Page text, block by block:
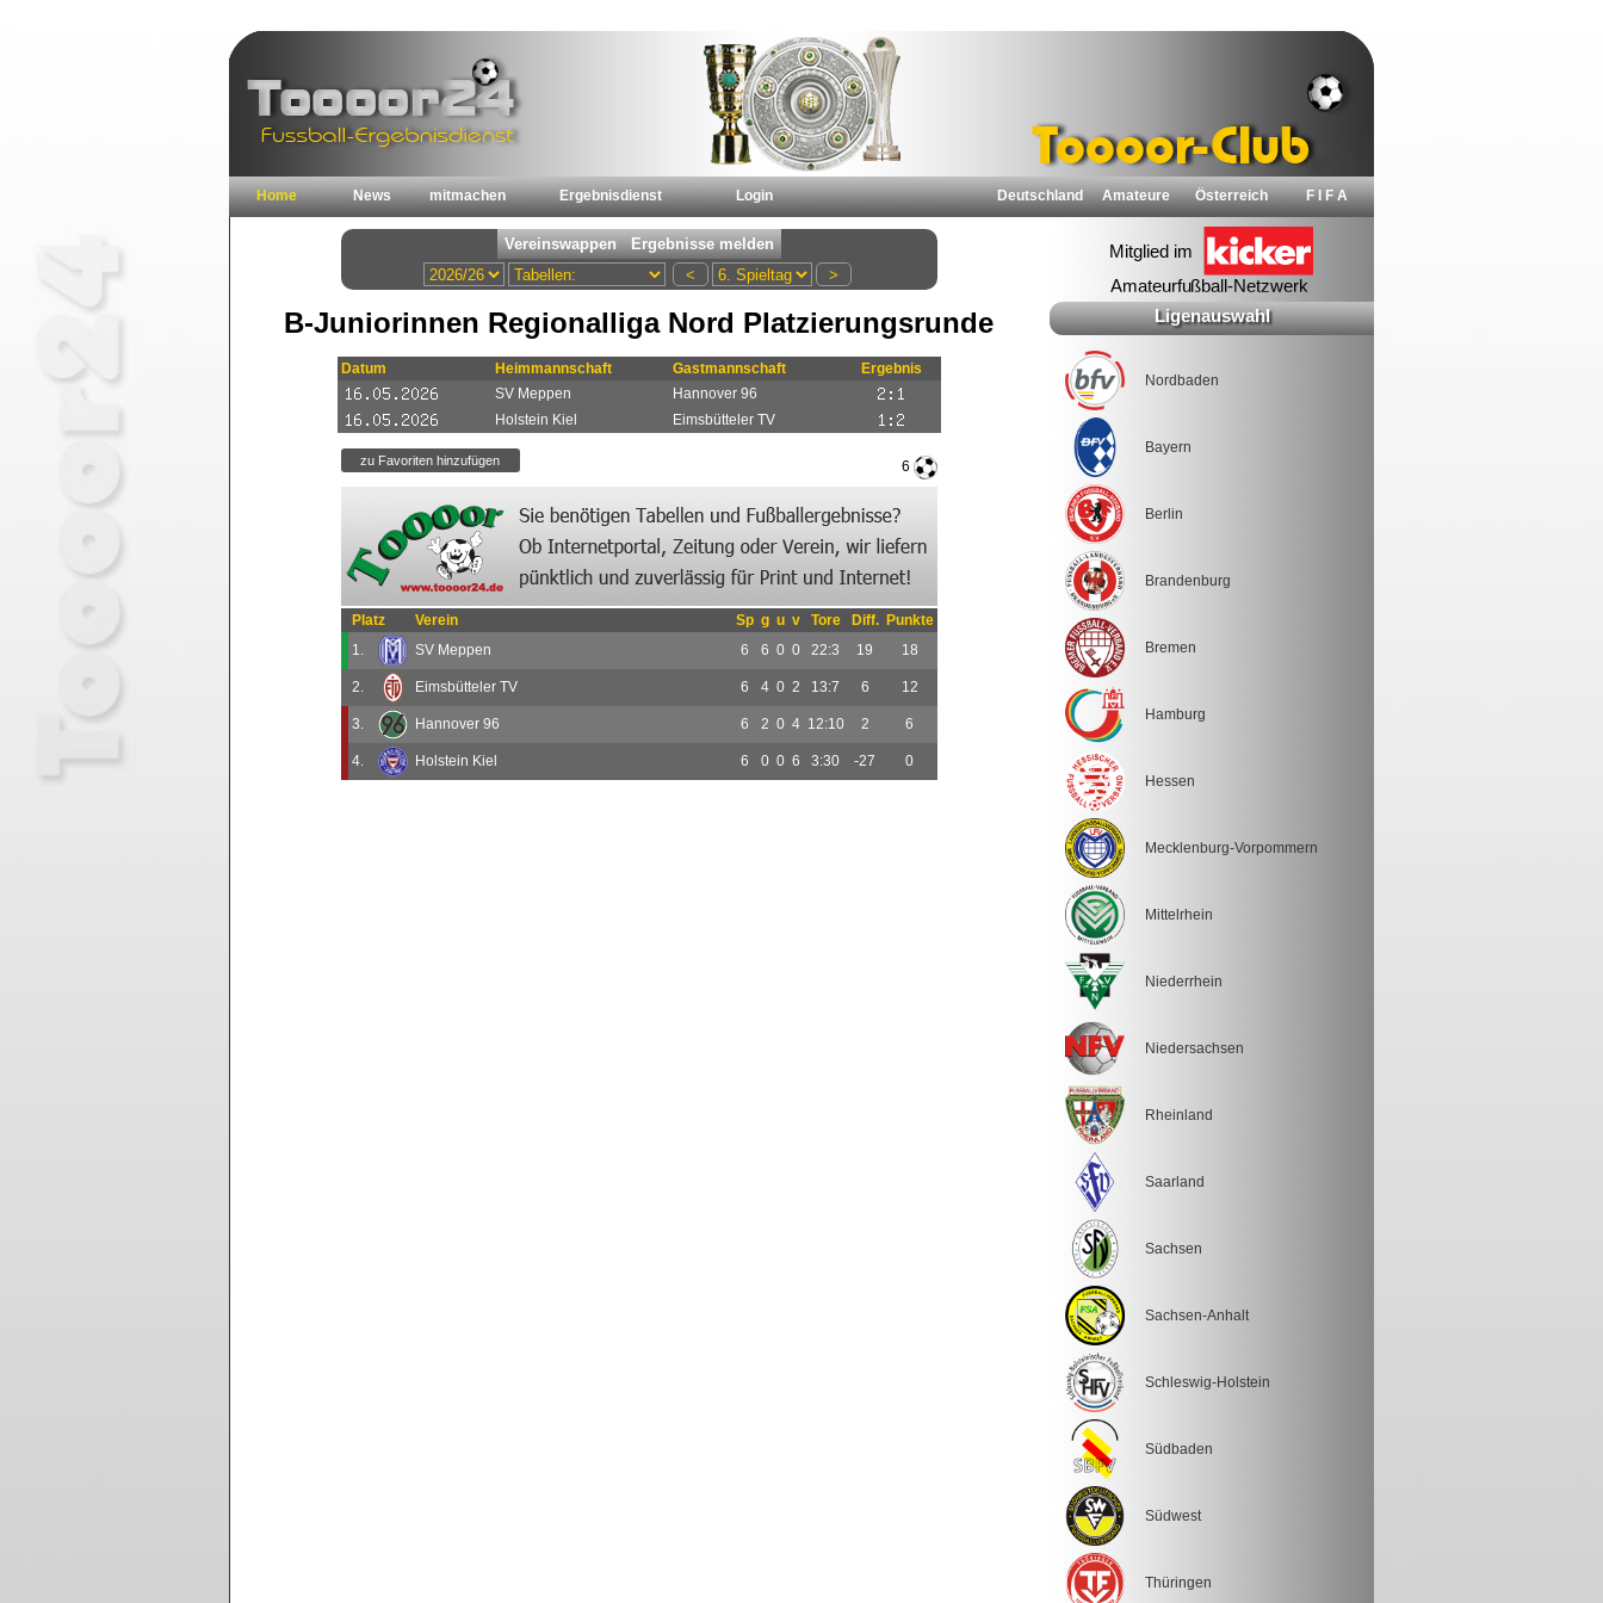
Home News mitmachen Ergebnisdienst Login Deutschland Amateure Österreich F I F A
B-Juniorinnen Regionalliga Nord Platzierungsrunde
Datum Heimmannschaft Gastmannschaft
Ergebnis
SV Meppen
Hannover 96
Holstein Kiel
Eimsbütteler TV
6
Platz Verein Sp g u v Tore Diff.
Punkte
1.
SV Meppen 6 6 0 0 22:3 19 18
2. Eimsbütteler TV 6 4 0 2 13:7 6 12
3. Hannover 96 6 2 0 4 12:10 2 6
4. Holstein Kiel 6 0 0 6 3:30 -27 0
Ligenauswahl
Nordbaden
Bayern
Berlin
Brandenburg
Bremen
Hamburg
Hessen
Mecklenburg-Vorpommern
Mittelrhein
Niederrhein
Niedersachsen
Rheinland
Saarland
Sachsen
Sachsen-Anhalt
Schleswig-Holstein
Südbaden
Südwest
Thüringen